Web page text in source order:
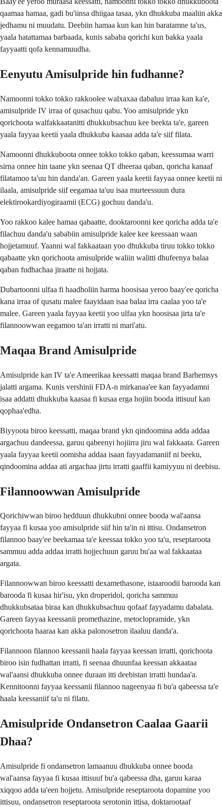
qaamaa hamaa, gadi bu'iinsa dhiigaa tasaa, ykn dhukkuba maaliin akka
jedhamu ni muudatu. Deebiin hamaa kun kan hin baratamne ta'us,
yaala hatattamaa barbaada, kunis sababa qorichi kun bakka yaala
fayyaatti qofa kennamuudha.
Eenyutu Amisulpride hin fudhanne?
Namoonni tokko tokko rakkoolee walxaxaa dabaluu irraa kan ka'e,
amisulpride IV irraa of qusachuu qabu. Yoo amisulpride ykn
qorichoota walfakkaatanitti dhukkubsachuu kee beekta ta'e, gareen
yaala fayyaa keetii yaala dhukkuba kaasaa adda ta'e siif filata.
Namoonni dhukkuboota onnee tokko tokko qaban, keessumaa warri
sirna onnee hin taane ykn seenaa QT dheeraa qaban, qoricha kanaaf
filatamoo ta'uu hin danda'an. Gareen yaala keetii fayyaa onnee keetii ni
ilaala, amisulpride siif eegamaa ta'uu isaa murteessuun dura
elektirookardiyogiraamii (ECG) gochuu danda'u.
Yoo rakkoo kalee hamaa qabaatte, dooktaroonni kee qoricha adda ta'e
filachuu danda'u sababiin amisulpride kalee kee keessaan waan
hojjetamuuf. Yaanni wal fakkaataan yoo dhukkuba tiruu tokko tokko
qabaatte ykn qorichoota amisulpride waliin walitti dhufeenya balaa
qaban fudhachaa jiraatte ni hojjata.
Dubartoonni ulfaa fi haadholiin harma hoosisaa yeroo baay'ee qoricha
kana irraa of qusatu malee faayidaan isaa balaa irra caalaa yoo ta'e
malee. Gareen yaala fayyaa keetii yoo ulfaa ykn hoosisaa jirta ta'e
filannoowwan eegamoo ta'an irratti ni mari'atu.
Maqaa Brand Amisulpride
Amisulpride kan IV ta'e Ameerikaa keessatti maqaa brand Barhemsys
jalatti argama. Kunis vershinii FDA-n mirkanaa'ee kan fayyadamni
isaa addatti dhukkuba kaasaa fi kusaa erga hojiin booda ittisuuf kan
qophaa'edha.
Biyyoota biroo keessatti, maqaa brand ykn qindoomina adda addaa
argachuu dandeessa, garuu qabeenyi hojiirra jiru wal fakkaata. Gareen
yaala fayyaa keetii oomisha addaa isaan fayyadamaniif ni beeku,
qindoomina addaa ati argachaa jirtu irratti gaaffii kamiyyuu ni deebisu.
Filannoowwan Amisulpride
Qorichiwwan biroo hedduun dhukkubni onnee booda wal'aansa
fayyaa fi kusaa yoo amisulpride siif hin ta'in ni ittisu. Ondansetron
filannoo baay'ee beekamaa ta'e keessaa tokko yoo ta'u, reseptaroota
sammuu adda addaa irratti hojjechuun garuu bu'aa wal fakkaataa
argata.
Filannoowwan biroo keessatti dexamethasone, istaaroodii barooda kan
barooda fi kusaa hir'isu, ykn droperidol, qoricha sammuu
dhukkubsataa biraa kan dhukkubsachuu qofaaf fayyadamu dabalata.
Gareen fayyaa keessanii promethazine, metoclopramide, ykn
qorichoota haaraa kan akka palonosetron ilaaluu danda'a.
Filannoon filannoo keessanii haala fayyaa keessan irratti, qorichoota
biroo isin fudhattan irratti, fi seenaa dhuunfaa keessan akkaataa
wal'aansi dhukkuba onnee duraan itti deebistan irratti hundaa'a.
Kennitoonni fayyaa keessanii filannoo nageenyaa fi bu'a qabeessa ta'e
haala keessaniif ta'u ni filatu.
Amisulpride Ondansetron Caalaa Gaarii
Dhaa?
Amisulpride fi ondansetron lamaanuu dhukkuba onnee booda
wal'aansa fayyaa fi kusaa ittisuuf bu'a qabeessa dha, garuu karaa
xiqqoo adda ta'een hojjetu. Amisulpride reseptaroota dopamine yoo
ittisuu, ondansetron reseptaroota serotonin ittisa, doktarootaaf